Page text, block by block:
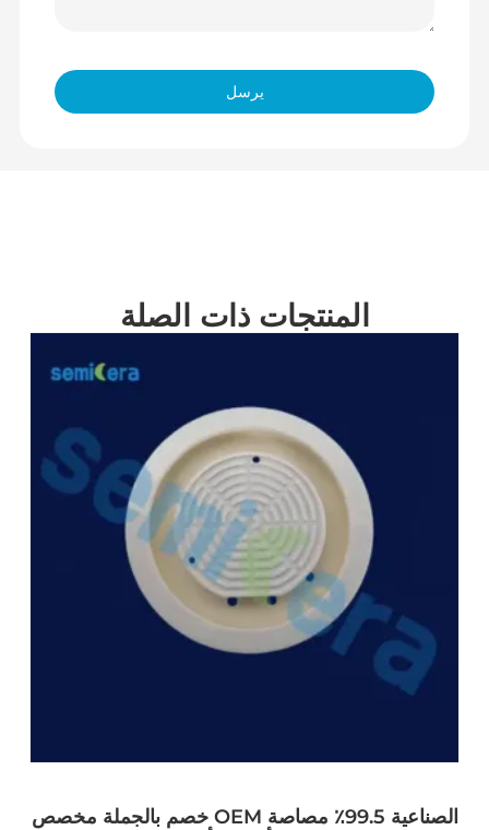
يرسل
المنتجات ذات الصلة
خصم بالجملة مخصص OEM الصناعية 99.5٪ مصاصة